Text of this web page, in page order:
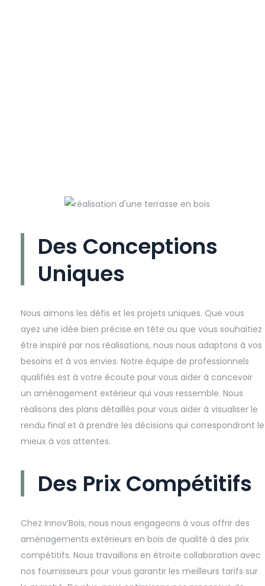
Des Conceptions
Uniques
Nous aimons les défis et les projets uniques. Que vous
ayez une idée bien précise en tête ou que vous souhaitiez
être inspiré par nos réalisations, nous nous adaptons à vos
besoins et à vos envies. Notre équipe de professionnels
qualifiés est à votre écoute pour vous aider à concevoir
un aménagement extérieur qui vous ressemble. Nous
réalisons des plans détaillés pour vous aider à visualiser le
rendu final et à prendre les décisions qui correspondront le
mieux à vos attentes.
Des Prix Compétitifs
Chez Innov’Bois, nous nous engageons à vous offrir des
aménagements extérieurs en bois de qualité à des prix
compétitifs. Nous travaillons en étroite collaboration avec
nos fournisseurs pour vous garantir les meilleurs tarifs sur